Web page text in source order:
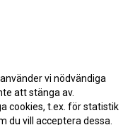
vi nödvändiga
att stänga av.
cookies, t.ex. för statistik
du vill acceptera dessa.